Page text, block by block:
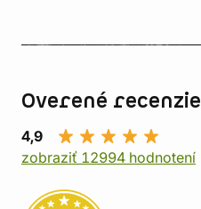
Overené recenzie
4,9
zobraziť 12994 hodnotení